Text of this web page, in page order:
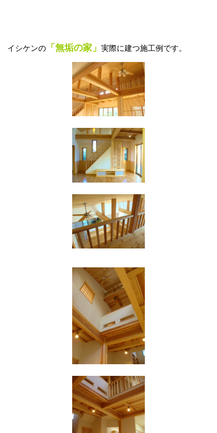
イシケンの 「無垢の家」 実際に建つ施工例です。